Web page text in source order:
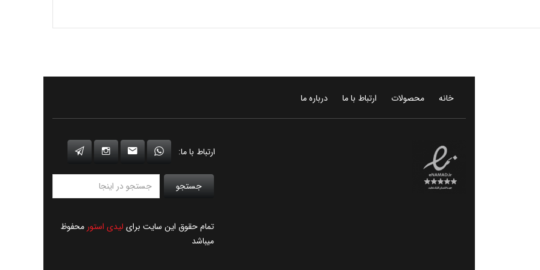
خانه محصولات ارتباط با ما درباره ما
ارتباط با ما:
جستجو
تمام حقوق این سایت برای لیدی استور محفوظ
میباشد